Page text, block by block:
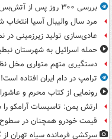
بررسی ۳۰۰ روز پس از آتش‌بس: چه بر سر غزه آمد؟
مرد سال والیبال آسیا انتخاب
عادی‌سازی تولید زیرزمینی در
حمله اسرائیل به شهرستان
دستگیری متهم متواری مخل
ترامپ در دام ایران افتاده است!
رونمایی از کتاب محرم و
ارتش یمن: تاسیسات آرامکو را
قیمت خودرو همچنان در سطوح
سرکشی فرمانده سپاه تهران از